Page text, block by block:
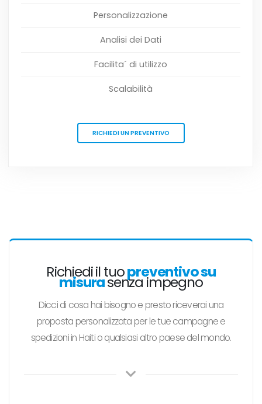
Personalizzazione
Analisi dei Dati
Facilita´ di utilizzo
Scalabilità
RICHIEDI UN PREVENTIVO
Richiedi il tuopreventivo su
misurasenza impegno
Dicci di cosa hai bisogno e presto riceverai una
proposta personalizzata per le tue campagne e
spedizioni in Haiti o qualsiasi altro paese del mondo.